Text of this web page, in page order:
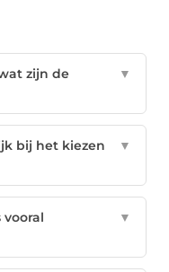
zijn de
▼
bij het kiezen
▼
▼